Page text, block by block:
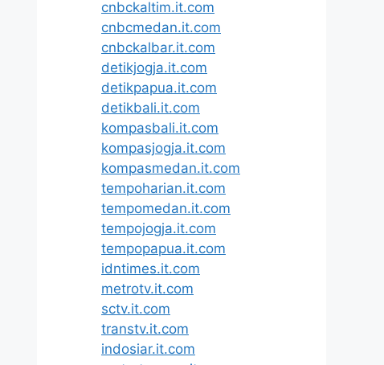
cnbckaltim.it.com
cnbcmedan.it.com
cnbckalbar.it.com
detikjogja.it.com
detikpapua.it.com
detikbali.it.com
kompasbali.it.com
kompasjogja.it.com
kompasmedan.it.com
tempoharian.it.com
tempomedan.it.com
tempojogja.it.com
tempopapua.it.com
idntimes.it.com
metrotv.it.com
sctv.it.com
transtv.it.com
indosiar.it.com